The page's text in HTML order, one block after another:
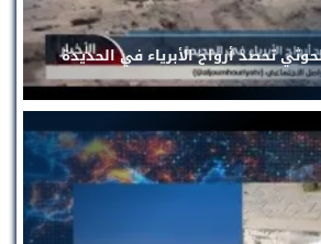
تحصد أرواح الأبرياء في الحديدة